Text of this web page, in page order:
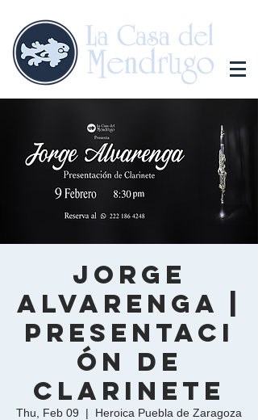
Jorge
Alvarenga |
Presentaci
ón de
Clarinete
Thu, Feb 09
  |
Heroica Puebla de Zaragoza